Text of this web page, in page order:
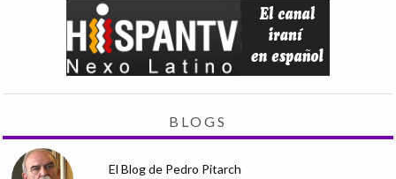
BLOGS
El Blog de Pedro Pitarch